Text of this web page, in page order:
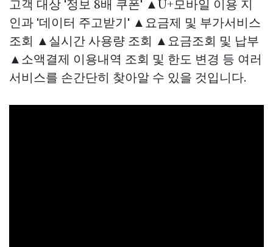
고객 대상 '정보 8배 쿠폰' ▲U+모바일 이용 지
인과 '데이터 주고받기' ▲요금제 및 부가서비스
조회 ▲실시간 사용량 조회 ▲요금조회 및 납부
▲소액결제 이용내역 조회 및 한도 변경 등 여러
서비스를 손간단히 찾아알 수 있을 것입니다.